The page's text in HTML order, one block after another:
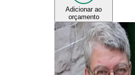
Adicionar ao
orçamento